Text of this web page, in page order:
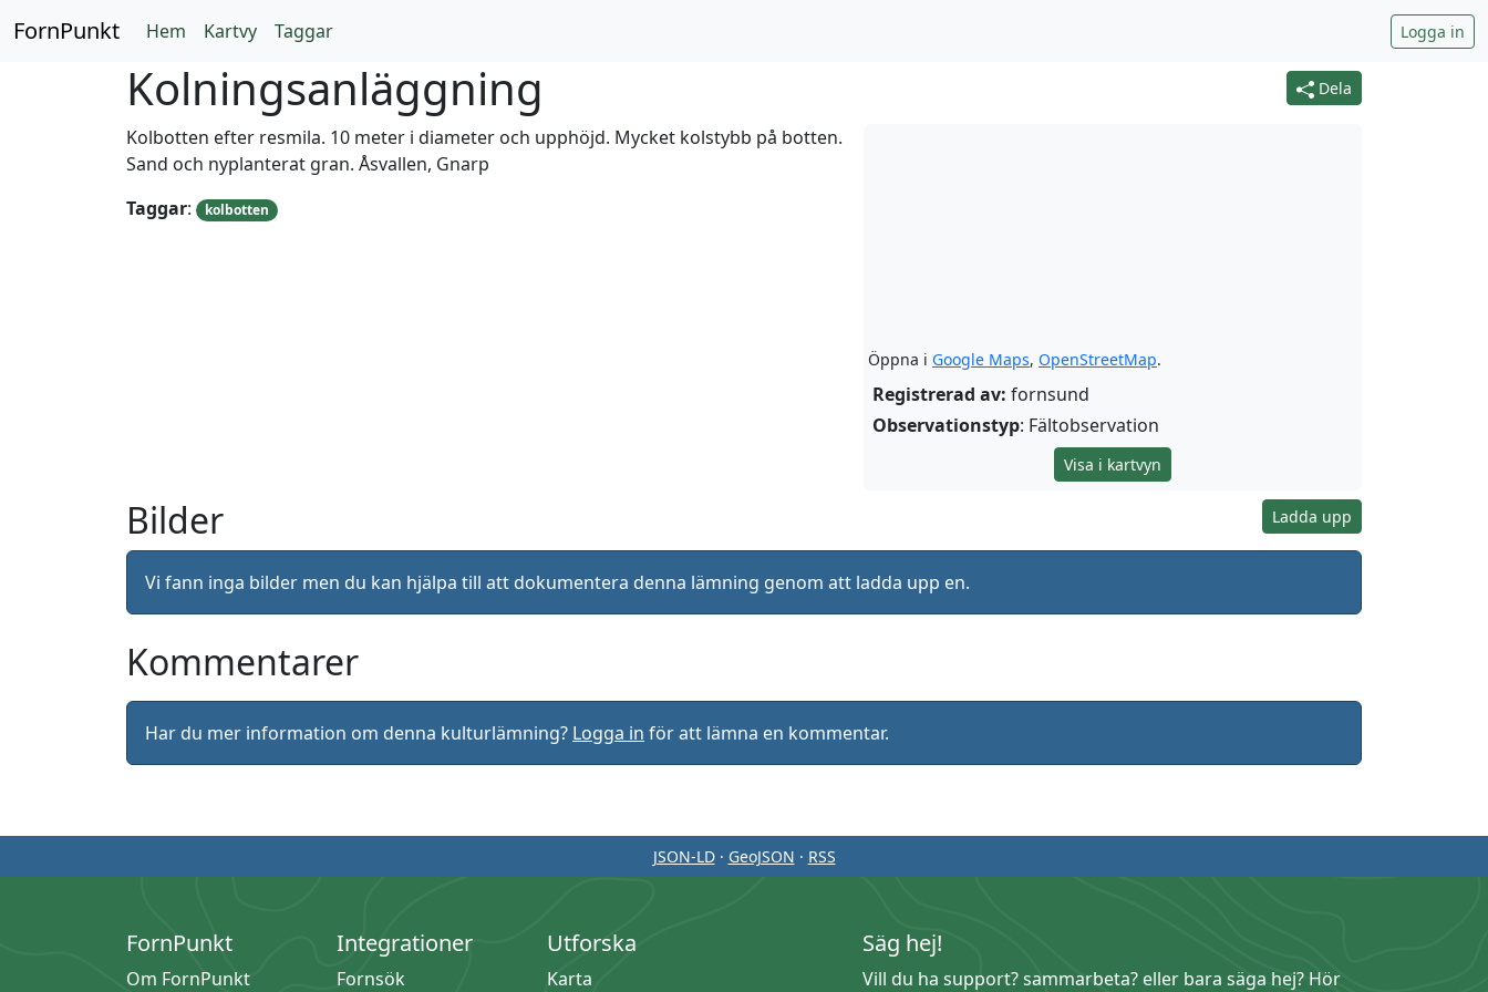
FornPunkt Hem Kartvy Taggar Logga in
Dela
Kolningsanläggning
Öppna i Google Maps, OpenStreetMap.
Registrerad av: fornsund
Observationstyp: Fältobservation
Visa i kartvyn
Kolbotten efter resmila. 10 meter i diameter och upphöjd. Mycket kolstybb på botten.
Sand och nyplanterat gran. Åsvallen, Gnarp
Taggar: kolbotten
Ladda upp
Bilder
Vi fann inga bilder men du kan hjälpa till att dokumentera denna lämning genom att ladda upp en.
Kommentarer
Har du mer information om denna kulturlämning? Logga in för att lämna en kommentar.
JSON-LD· GeoJSON · RSS
FornPunkt
Om FornPunkt
Integrationer
Fornsök
Utforska
Karta
Säg hej!
Vill du ha support? sammarbeta? eller bara säga hej? Hör